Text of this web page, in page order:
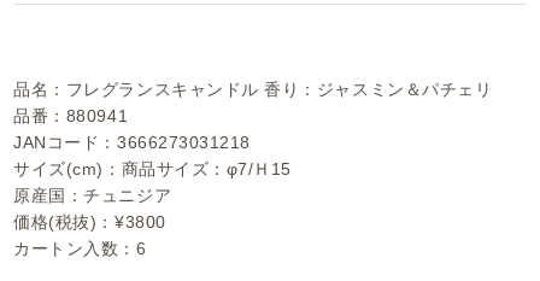
品名：フレグランスキャンドル 香り：ジャスミン＆パチェリ
品番：880941
JANコード：3666273031218
サイズ(cm)：商品サイズ：φ7/Ｈ15
原産国：チュニジア
価格(税抜)：¥3800
カートン入数：6